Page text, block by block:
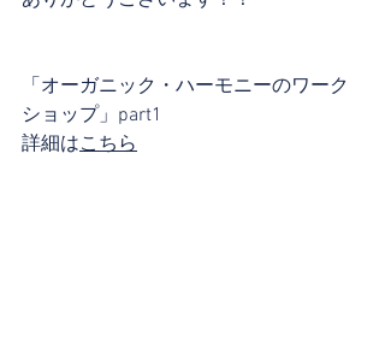
「オーガニック・ハーモニーのワーク
ショップ」part1
詳細はこちら